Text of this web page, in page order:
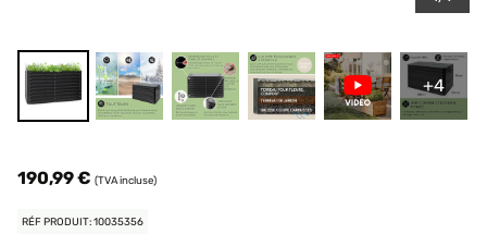
+4
190,99 € (TVA incluse)
RÉF PRODUIT: 10035356